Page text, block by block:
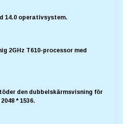
14.0 operativsystem.
2GHz T610-processor med
den dubbelskärmsvisning för
* 1536.